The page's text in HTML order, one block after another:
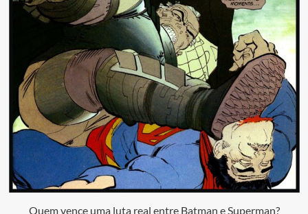
Quem vence uma luta real entre Batman e Superman?